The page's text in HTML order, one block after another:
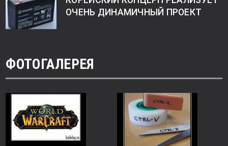
ОЧЕНЬ ДИНАМИЧНЫЙ ПРОЕКТ
ФОТОГАЛЕРЕЯ